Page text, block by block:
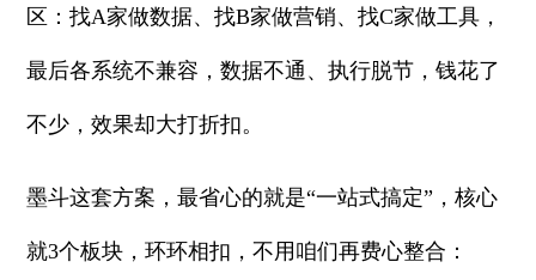
区：找A家做数据、找B家做营销、找C家做工具，
最后各系统不兼容，数据不通、执行脱节，钱花了
不少，效果却大打折扣。
墨斗这套方案，最省心的就是“一站式搞定”，核心
就3个板块，环环相扣，不用咱们再费心整合：